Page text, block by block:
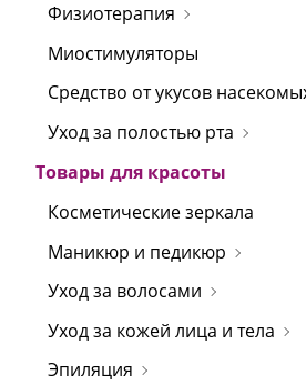
Физиотерапия
Миостимуляторы
Средство от укусов
Уход за полостью рта
Товары для красоты
Косметические зеркала
Маникюр и педикюр
Уход за волосами
Уход за кожей лица и тела
Эпиляция